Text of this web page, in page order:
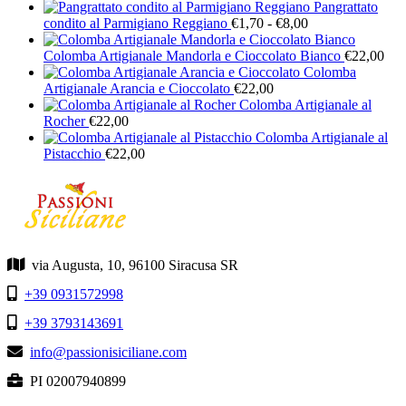
pagina
del
prodotto
Pangrattato
condito al Parmigiano Reggiano €1,70 - €8,00Fascia
di
prezzo:
da
a
Colomba Artigianale Mandorla e Cioccolato Bianco €22,00
Colomba
Artigianale Arancia e Cioccolato €22,00
Colomba Artigianale al
Rocher €22,00
Colomba Artigianale al
Pistacchio €22,00
via Augusta, 10, 96100 Siracusa SR
+39 0931572998
+39 3793143691
info@passionisiciliane.com
PI 02007940899